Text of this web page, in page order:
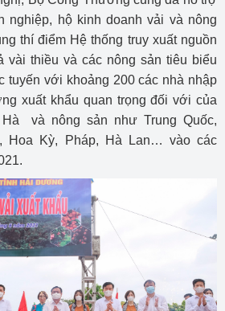
nghiệp, hộ kinh doanh vải và nông
thí điểm Hệ thống truy xuất nguồn
vài thiều và các nông sản tiêu biểu
tuyến với khoảng 200 các nhà nhập
xuất khẩu quan trọng đối với của
và nông sản như Trung Quốc,
Hoa Kỳ, Pháp, Hà Lan… vào các